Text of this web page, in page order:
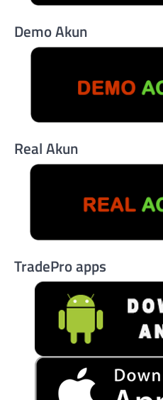
Demo Akun
Real Akun
TradePro apps